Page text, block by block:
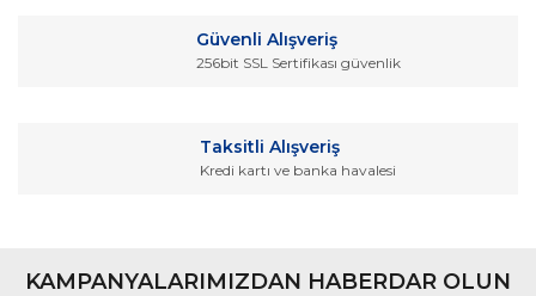
Gönder
Güvenli Alışveriş
256bit SSL Sertifikası güvenlik
Taksitli Alışveriş
Kredi kartı ve banka havalesi
KAMPANYALARIMIZDAN HABERDAR OLUN